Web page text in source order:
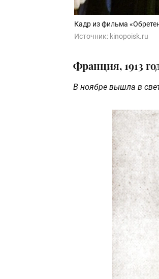
Кадр из фильма
Источник: kinopoisk.ru
Франция, 1913
В ноябре вышла в